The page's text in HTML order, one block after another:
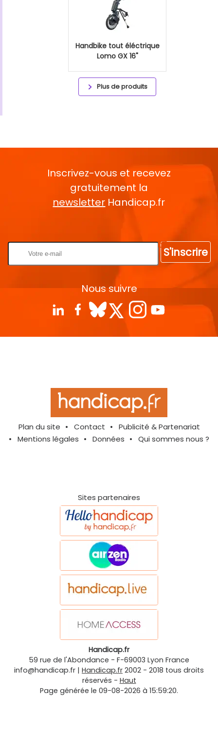
Handbike tout éléctrique
Lomo GX 16"
Plus de produits
Inscrivez-vous et recevez
gratuitement la
newsletter Handicap.fr
S'inscrire
Nous suivre
Plan du site Contact
Publicité & Partenariat
Mentions légales
Données Qui sommes nous ?
Sites partenaires
Handicap.fr
59 rue de l'Abondance - F-69003 Lyon France
info@handicap.fr | Handicap.fr 2002 - 2018 tous droits
réservés - Haut
Page générée le 09-08-2026 à 15:59:20.